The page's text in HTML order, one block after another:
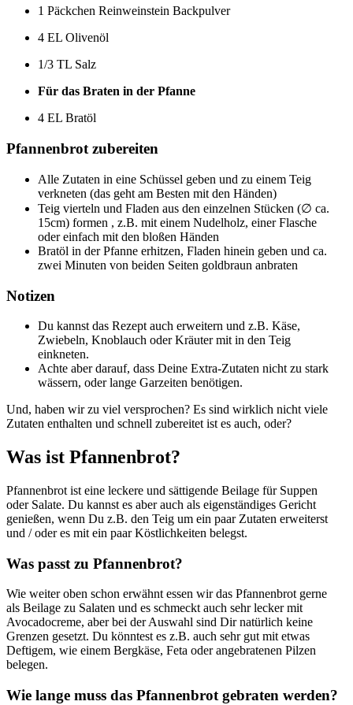
1 Päckchen Reinweinstein Backpulver
4 EL Olivenöl
1/3 TL Salz
Für das Braten in der Pfanne
4 EL Bratöl
Pfannenbrot zubereiten
Alle Zutaten in eine Schüssel geben und zu einem Teig
verkneten (das geht am Besten mit den Händen)
Teig vierteln und Fladen aus den einzelnen Stücken (∅ ca.
15cm) formen , z.B. mit einem Nudelholz, einer Flasche
oder einfach mit den bloßen Händen
Bratöl in der Pfanne erhitzen, Fladen hinein geben und ca.
zwei Minuten von beiden Seiten goldbraun anbraten
Notizen
Du kannst das Rezept auch erweitern und z.B. Käse,
Zwiebeln, Knoblauch oder Kräuter mit in den Teig
einkneten.
Achte aber darauf, dass Deine Extra-Zutaten nicht zu stark
wässern, oder lange Garzeiten benötigen.
Und, haben wir zu viel versprochen? Es sind wirklich nicht viele
Zutaten enthalten und schnell zubereitet ist es auch, oder?
Was ist Pfannenbrot?
Pfannenbrot ist eine leckere und sättigende Beilage für Suppen
oder Salate. Du kannst es aber auch als eigenständiges Gericht
genießen, wenn Du z.B. den Teig um ein paar Zutaten erweiterst
und / oder es mit ein paar Köstlichkeiten belegst.
Was passt zu Pfannenbrot?
Wie weiter oben schon erwähnt essen wir das Pfannenbrot gerne
als Beilage zu Salaten und es schmeckt auch sehr lecker mit
Avocadocreme, aber bei der Auswahl sind Dir natürlich keine
Grenzen gesetzt. Du könntest es z.B. auch sehr gut mit etwas
Deftigem, wie einem Bergkäse, Feta oder angebratenen Pilzen
belegen.
Wie lange muss das Pfannenbrot gebraten werden?